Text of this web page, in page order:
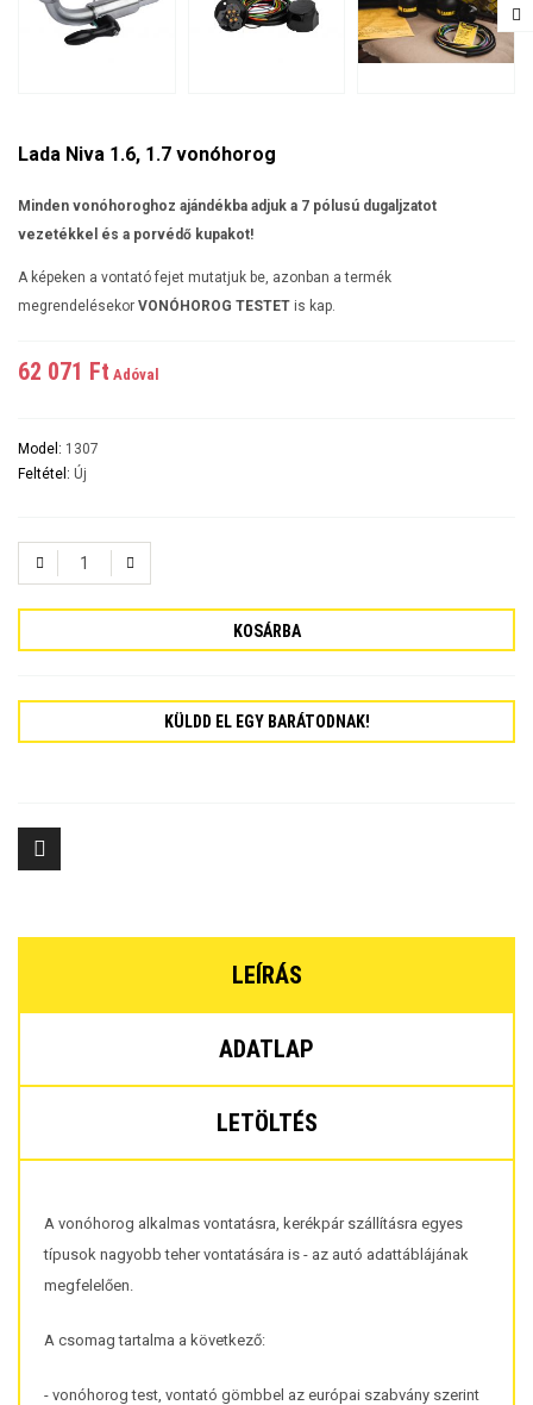
Lada Niva 1.6, 1.7 vonóhorog
Minden vonóhoroghoz ajándékba adjuk a 7 pólusú dugaljzatot
vezetékkel és a porvédő kupakot!
A képeken a vontató fejet mutatjuk be, azonban a termék
megrendelésekor VONÓHOROG TESTET is kap.
62 071 Ft‎ Adóval
Model: 1307
Feltétel: Új
KOSÁRBA
KÜLDD EL EGY BARÁTODNAK!
LEÍRÁS
ADATLAP
LETÖLTÉS
A vonóhorog alkalmas vontatásra, kerékpár szállításra egyes
típusok nagyobb teher vontatására is - az autó adattáblájának
megfelelően.
A csomag tartalma a következő:
- vonóhorog test, vontató gömbbel az európai szabvány szerint